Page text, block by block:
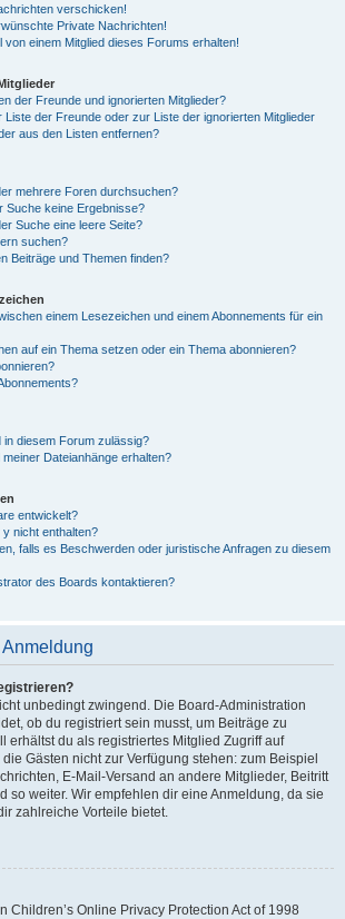
verschicken!
Private Nachrichten!
von einem Mitglied dieses Forums erhalten!
der Freunde und ignorierten Mitglieder?
Liste der Freunde oder zur Liste der ignorierten Mitglieder
aus den Listen entfernen?
mehrere Foren durchsuchen?
Suche keine Ergebnisse?
Suche eine leere Seite?
suchen?
Beiträge und Themen finden?
einem Lesezeichen und einem Abonnements für ein
auf ein Thema setzen oder ein Thema abonnieren?
in diesem Forum zulässig?
Dateianhänge erhalten?
entwickelt?
nicht enthalten?
falls es Beschwerden oder juristische Anfragen zu diesem
des Boards kontaktieren?
unbedingt zwingend. Die Board-Administration
ob du registriert sein musst, um Beiträge zu
erhältst du als registriertes Mitglied Zugriff auf
Gästen nicht zur Verfügung stehen: zum Beispiel
E-Mail-Versand an andere Mitglieder, Beitritt
so weiter. Wir empfehlen dir eine Anmeldung, da sie
zahlreiche Vorteile bietet.
Children’s Online Privacy Protection Act of 1998